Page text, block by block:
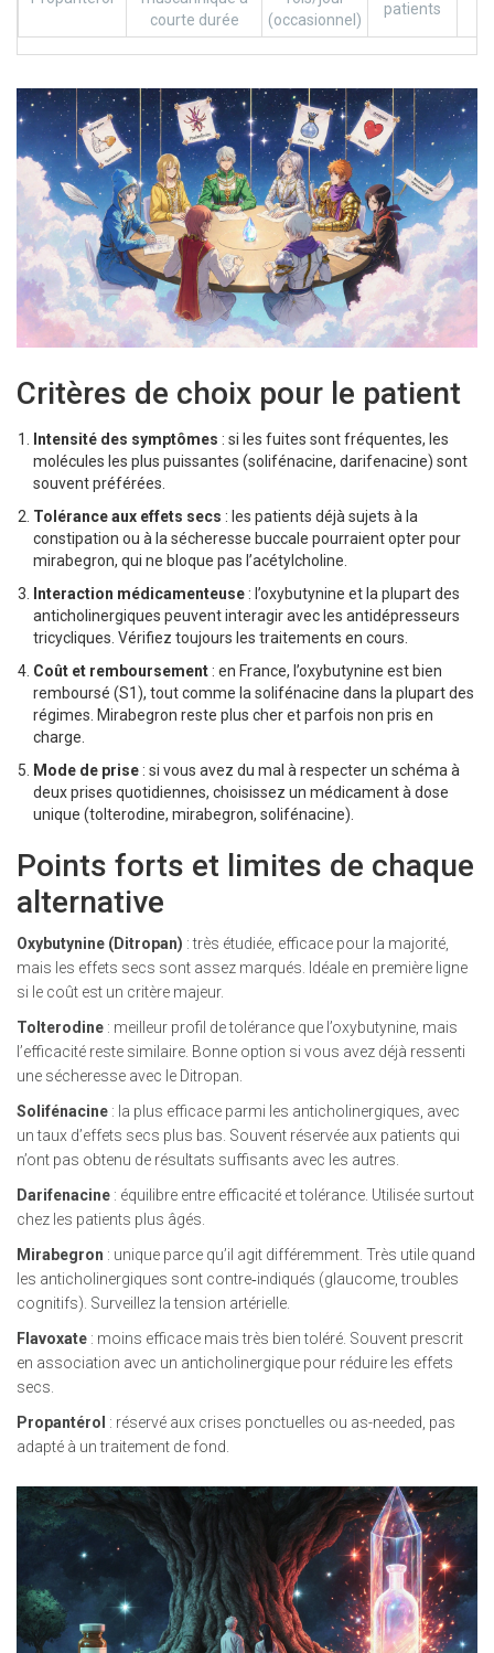
courte durée
(occasionnel)
patients
Critères de choix pour le patient
Intensité des symptômes : si les fuites sont fréquentes, les
molécules les plus puissantes (solifénacine, darifenacine) sont
souvent préférées.
Tolérance aux effets secs : les patients déjà sujets à la
constipation ou à la sécheresse buccale pourraient opter pour
mirabegron, qui ne bloque pas l’acétylcholine.
Interaction médicamenteuse : l’oxybutynine et la plupart des
anticholinergiques peuvent interagir avec les antidépresseurs
tricycliques. Vérifiez toujours les traitements en cours.
Coût et remboursement : en France, l’oxybutynine est bien
remboursé (S1), tout comme la solifénacine dans la plupart des
régimes. Mirabegron reste plus cher et parfois non pris en
charge.
Mode de prise : si vous avez du mal à respecter un schéma à
deux prises quotidiennes, choisissez un médicament à dose
unique (tolterodine, mirabegron, solifénacine).
Points forts et limites de chaque
alternative
Oxybutynine (Ditropan) : très étudiée, efficace pour la majorité,
mais les effets secs sont assez marqués. Idéale en première ligne
si le coût est un critère majeur.
Tolterodine : meilleur profil de tolérance que l’oxybutynine, mais
l’efficacité reste similaire. Bonne option si vous avez déjà ressenti
une sécheresse avec le Ditropan.
Solifénacine : la plus efficace parmi les anticholinergiques, avec
un taux d’effets secs plus bas. Souvent réservée aux patients qui
n’ont pas obtenu de résultats suffisants avec les autres.
Darifenacine : équilibre entre efficacité et tolérance. Utilisée surtout
chez les patients plus âgés.
Mirabegron : unique parce qu’il agit différemment. Très utile quand
les anticholinergiques sont contre‑indiqués (glaucome, troubles
cognitifs). Surveillez la tension artérielle.
Flavoxate : moins efficace mais très bien toléré. Souvent prescrit
en association avec un anticholinergique pour réduire les effets
secs.
Propantérol : réservé aux crises ponctuelles ou as-needed, pas
adapté à un traitement de fond.